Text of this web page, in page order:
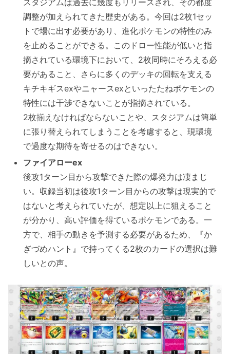
スタジアムは過去に幾度もリリースされ、その都度
調整が加えられてきた歴史がある。今回は2枚1セッ
トで場に出す必要があり、進化ポケモンの特性のみ
を止めることができる。このドロー性能が低いと指
摘されている環境下において、2枚同時にそろえる必
要があること、さらに多くのデッキの回転を支える
キチキギスexやニャースexといったたねポケモンの
特性には干渉できないことが指摘されている。
2枚揃えなければならないことや、スタジアムは簡単
に張り替えられてしまうことを考慮すると、現環境
で過度な期待を寄せるのはできない。
ファイアローex
後攻1ターン目から攻撃できた際の爆発力は凄まじ
い。収録当初は後攻1ターン目からの攻撃は現実的で
はないと考えられていたが、想定以上に狙えること
が分かり、高い評価を得ているポケモンである。一
方で、相手の動きを予測する必要があるため、『か
ぎづめハント』で持ってくる2枚のカードの選択は難
しいとの声。